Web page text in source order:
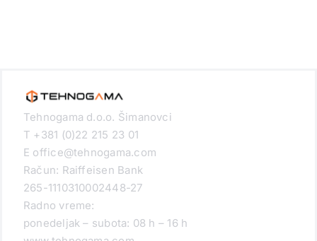
Tehnogama d.o.o. Šimanovci
T +381 (0)22 215 23 01
E office@tehnogama.com
Račun: Raiffeisen Bank
265-1110310002448-27
Radno vreme:
ponedeljak – subota: 08 h – 16 h